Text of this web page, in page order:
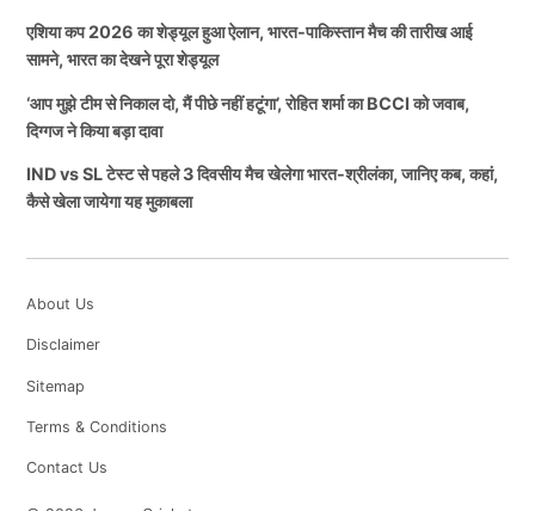
एशिया कप 2026 का शेड्यूल हुआ ऐलान, भारत-पाकिस्तान मैच की तारीख आई
सामने, भारत का देखने पूरा शेड्यूल
‘आप मुझे टीम से निकाल दो, मैं पीछे नहीं हटूंगा’, रोहित शर्मा का BCCI को जवाब,
दिग्गज ने किया बड़ा दावा
IND vs SL टेस्ट से पहले 3 दिवसीय मैच खेलेगा भारत-श्रीलंका, जानिए कब, कहां,
कैसे खेला जायेगा यह मुकाबला
About Us
Disclaimer
Sitemap
Terms & Conditions
Contact Us